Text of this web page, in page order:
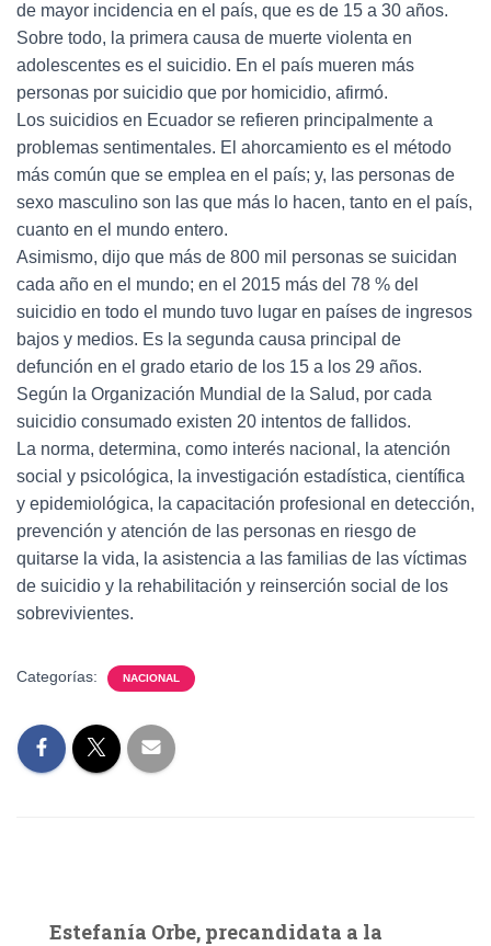
de mayor incidencia en el país, que es de 15 a 30 años.
Sobre todo, la primera causa de muerte violenta en
adolescentes es el suicidio. En el país mueren más
personas por suicidio que por homicidio, afirmó.
Los suicidios en Ecuador se refieren principalmente a
problemas sentimentales. El ahorcamiento es el método
más común que se emplea en el país; y, las personas de
sexo masculino son las que más lo hacen, tanto en el país,
cuanto en el mundo entero.
Asimismo, dijo que más de 800 mil personas se suicidan
cada año en el mundo; en el 2015 más del 78 % del
suicidio en todo el mundo tuvo lugar en países de ingresos
bajos y medios. Es la segunda causa principal de
defunción en el grado etario de los 15 a los 29 años.
Según la Organización Mundial de la Salud, por cada
suicidio consumado existen 20 intentos de fallidos.
La norma, determina, como interés nacional, la atención
social y psicológica, la investigación estadística, científica
y epidemiológica, la capacitación profesional en detección,
prevención y atención de las personas en riesgo de
quitarse la vida, la asistencia a las familias de las víctimas
de suicidio y la rehabilitación y reinserción social de los
sobrevivientes.
Categorías: NACIONAL
Estefanía Orbe, precandidata a la